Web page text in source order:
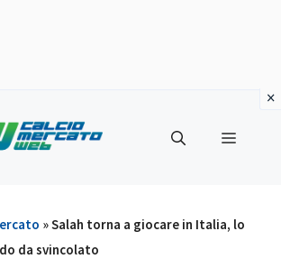
Menu
»Salah torna a giocare in Italia, lo
da svincolato